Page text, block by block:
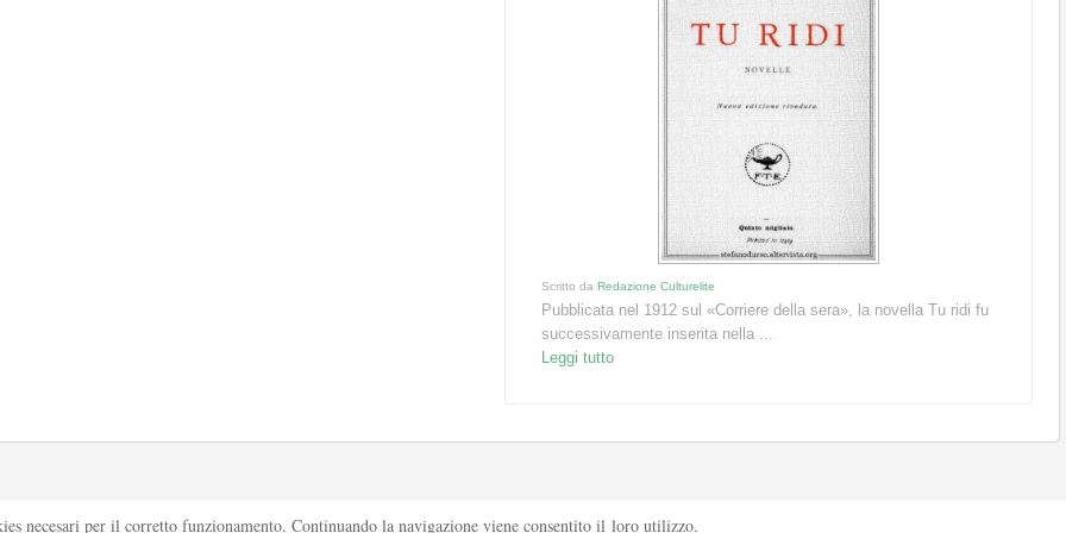
Scritto daRedazione Culturelite
Pubblicata nel 1912 sul «Corriere della sera», la novella Tu ridi fu
successivamente inserita nella ...
Leggi tutto
necesari per il corretto funzionamento. Continuando la navigazione viene consentito il loro utilizzo.